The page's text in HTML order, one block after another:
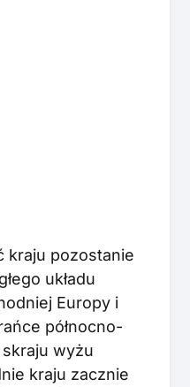
kraju pozostanie
układu
Europy i
północno-
wyżu
kraju zacznie